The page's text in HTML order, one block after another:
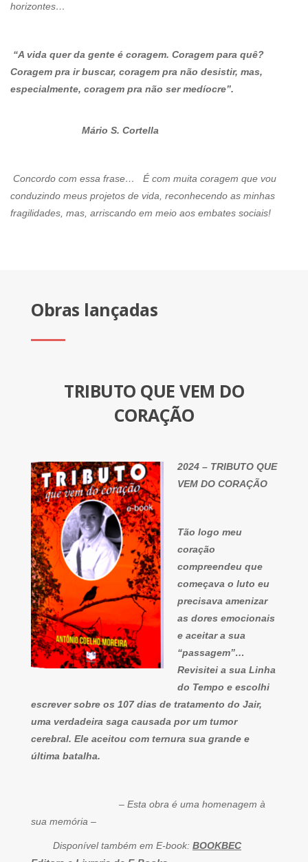
horizontes…
“A vida quer da gente é coragem. Coragem para quê?
Coragem pra ir buscar, coragem pra não desistir, mas,
especialmente, coragem pra não ser medíocre”.
Mário S. Cortella
Concordo com essa frase… É com muita coragem que vou
conduzindo meus projetos de vida, reconhecendo as minhas
fragilidades, mas, arriscando em meio aos embates sociais!
Obras lançadas
TRIBUTO QUE VEM DO
CORAÇÃO
2024 – TRIBUTO QUE
VEM DO CORAÇÃO
Tão logo meu
coração
compreendeu que
começava o luto eu
precisava amenizar
as dores emocionais
e aceitar a sua
“passagem”…
Revisitei a sua Linha
do Tempo e escolhi
escrever sobre os 107 dias de tratamento do Jair,
uma verdadeira saga causada por um tumor
cerebral. Ele aceitou com ternura sua grande e
última batalha.
– Esta obra é uma homenagem à
sua memória –
Disponível também em E-book: BOOKBEC